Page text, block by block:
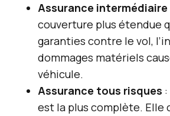
Assurance intermédiaire
couverture plus étendue
garanties contre le vol,
dommages matériels
véhicule.
Assurance tous risques
est la plus complète. Elle